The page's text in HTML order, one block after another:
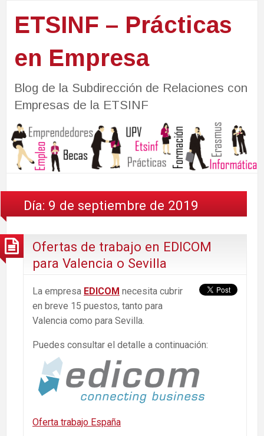
ETSINF – Prácticas
en Empresa
Blog de la Subdirección de Relaciones con
Empresas de la ETSINF
Día: 9 de septiembre de 2019
Ofertas de trabajo en EDICOM
para Valencia o Sevilla
La empresa EDICOM necesita cubrir
en breve 15 puestos, tanto para
Valencia como para Sevilla.
Puedes consultar el detalle a continuación:
Oferta trabajo España